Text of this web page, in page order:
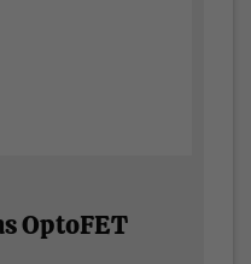
OptoFET